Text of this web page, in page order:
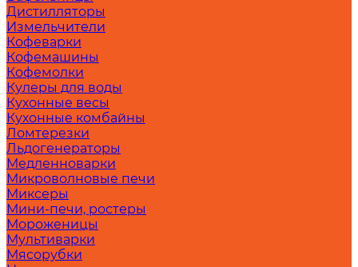
Дистилляторы
Измельчители
Кофеварки
Кофемашины
Кофемолки
Кулеры для воды
Кухонные весы
Кухонные комбайны
Ломтерезки
Льдогенераторы
Медленноварки
Микроволновые печи
Миксеры
Мини-печи, ростеры
Мороженицы
Мультиварки
Мясорубки